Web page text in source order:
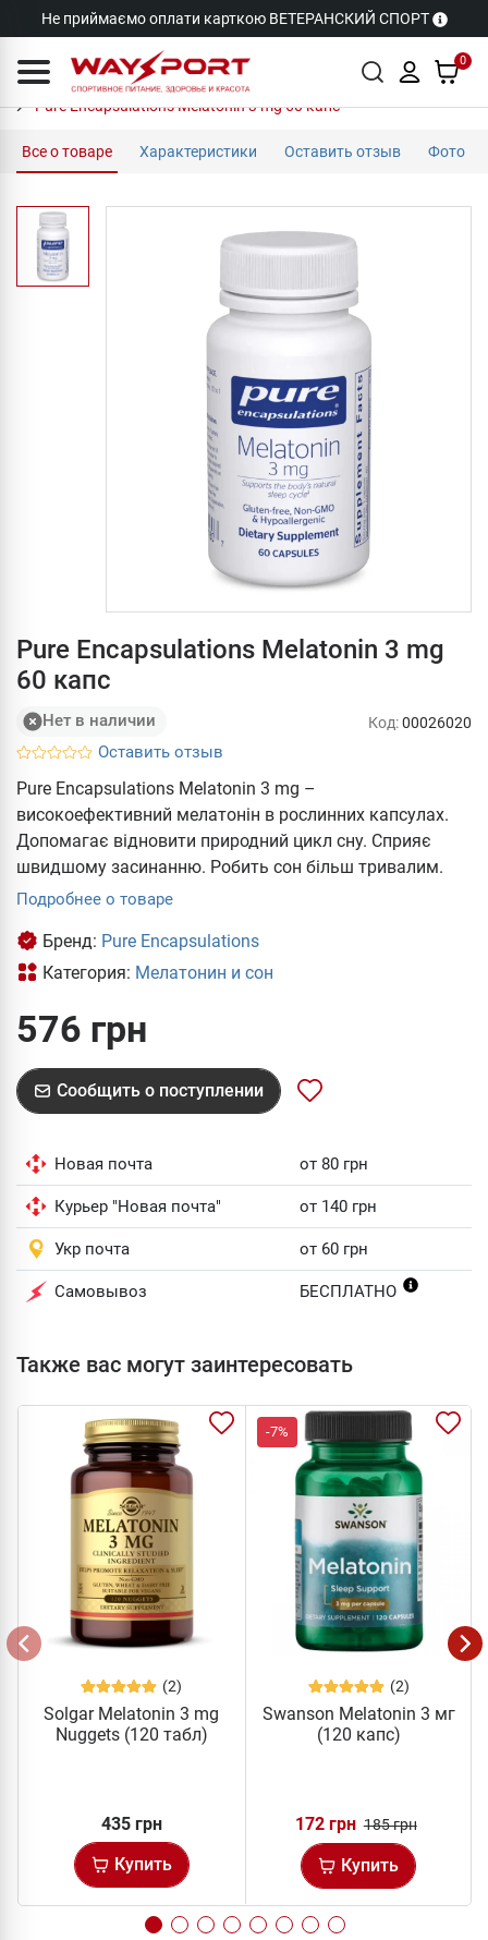
Не приймаємо оплати карткою ВЕТЕРАНСКИЙ СПОРТ
0
Pure Encapsulations Melatonin 3 mg 60 капс
Все о товаре Характеристики Оставить отзыв Фото
Pure Encapsulations Melatonin 3 mg
60 капс
Нет в наличии
Оставить отзыв
Код:00026020
Pure Encapsulations Melatonin 3 mg –
високоефективний мелатонін в рослинних капсулах.
Допомагає відновити природний цикл сну. Сприяє
швидшому засинанню. Робить сон більш тривалим.
Подробнее о товаре
Бренд: Pure Encapsulations
Категория: Мелатонин и сон
576 грн
Сообщить о поступлении
Новая почта от 80 грн
Курьер "Новая почта" от 140 грн
Укр почта от 60 грн
Самовывоз БЕСПЛАТНО
Также вас могут заинтересовать
(2)
Solgar Melatonin 3 mg
Nuggets (120 табл)
435 грн
Купить
-7%
(2)
Swanson Melatonin 3 мг
(120 капс)
172 грн 185 грн
Купить